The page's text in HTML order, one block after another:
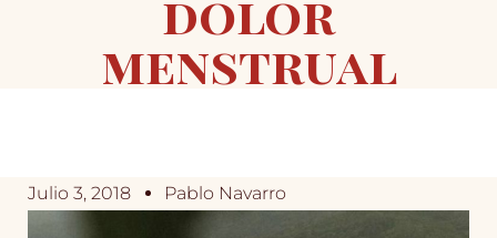
dolor
menstrual
Julio 3, 2018 Pablo Navarro